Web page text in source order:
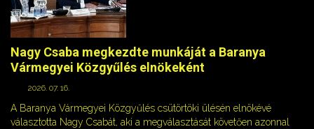
Nagy Csaba megkezdte munkáját a Baranya
Vármegyei Közgyűlés elnökeként
2026. 07. 16.
A Baranya Vármegyei Közgyűlés csütörtöki ülésén elnökévé
választotta Nagy Csabát, aki a megválasztását követően azonnal